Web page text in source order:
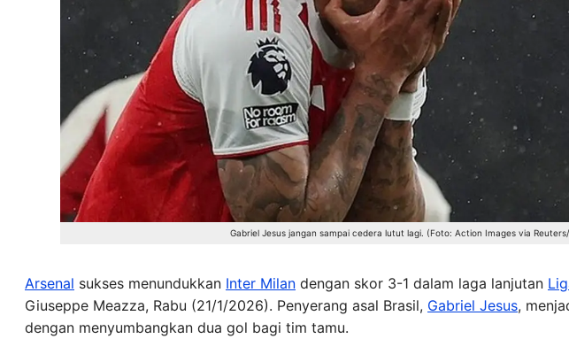
Gabriel Jesus jangan sampai cedera lutut lagi. (Foto: Action Images via
Arsenal sukses menundukkan Inter Milan dengan skor 3-1 dalam laga lanjutan
Giuseppe Meazza, Rabu (21/1/2026). Penyerang asal Brasil, Gabriel Jesus,
dengan menyumbangkan dua gol bagi tim tamu.